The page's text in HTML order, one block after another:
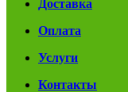
Доставка
Оплата
Услуги
Контакты